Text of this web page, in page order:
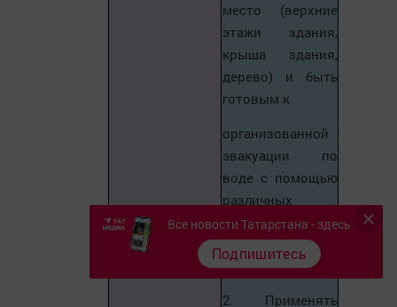
место (верхние
этажи здания,
крыша здания,
дерево) и быть
готовым к
организованной
эвакуации по
воде с помощью
различных
плавсредств или
пешим порядком
по бродам.
2. Применять
Все новости Татарстана - здесь
Подпишитесь